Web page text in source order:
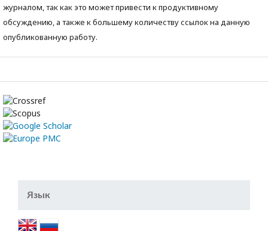
журналом, так как это может привести к продуктивному
обсуждению, а также к большему количеству ссылок на данную
опубликованную работу.
Язык